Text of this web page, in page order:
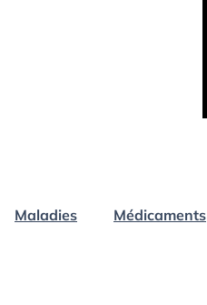
Maladies Médicaments